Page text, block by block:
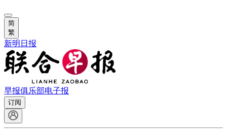
简
繁
新明日报
早报俱乐部电子报
订阅